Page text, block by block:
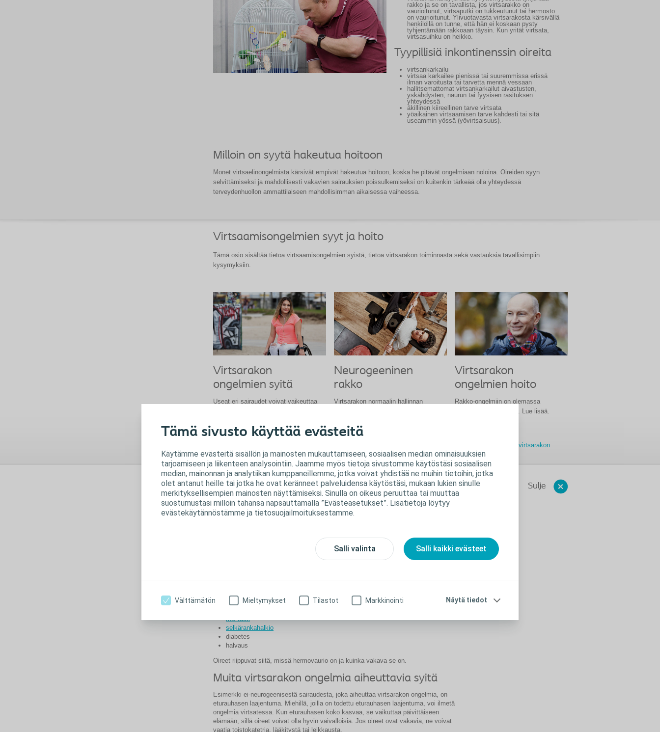
Tämä sivusto käyttää evästeitä
Käytämme evästeitä sisällön ja mainosten mukauttamiseen, sosiaalisen median ominaisuuksien
tarjoamiseen ja liikenteen analysointiin. Jaamme myös tietoja sivustomme käytöstäsi sosiaalisen
median, mainonnan ja analytiikan kumppaneillemme, jotka voivat yhdistää ne muihin tietoihin, jotka
olet antanut heille tai jotka he ovat keränneet palveluidensa käytöstäsi, mukaan lukien sinulle
merkityksellisempien mainosten näyttämiseksi. Sinulla on oikeus peruuttaa tai muuttaa
suostumustasi milloin tahansa napsauttamalla ”Evästeasetukset”. Lisätietoja löytyy
evästekäytännöstämme ja tietosuojailmoituksestamme.
Salli valinta Salli kaikki evästeet
Välttämätön Mieltymykset Tilastot Markkinointi Näytä tiedot
rakko ja se on tavallista, jos virtsarakko on
vaurioitunut, virtsaputki on tukkeutunut tai hermosto
on vaurioitunut. Ylivuotavasta virtsarakosta kärsivällä
henkilöllä on tunne, että hän ei koskaan pysty
tyhjentämään rakkoaan täysin. Kun yrität virtsata,
virtsasuihku on heikko.
Tyypillisiä inkontinenssin oireita
virtsankarkailu
virtsaa karkailee pienissä tai suuremmissa erissä
ilman varoitusta tai tarvetta mennä vessaan
hallitsemattomat virtsankarkailut aivastusten,
yskähdysten, naurun tai fyysisen rasituksen
yhteydessä
äkillinen kiireellinen tarve virtsata
yöaikainen virtsaamisen tarve kahdesti tai sitä
useammin yössä (yövirtsaisuus).
Milloin on syytä hakeutua hoitoon
Monet virtsaelinongelmista kärsivät empivät hakeutua hoitoon, koska he pitävät ongelmiaan noloina. Oireiden syyn
selvittämiseksi ja mahdollisesti vakavien sairauksien poissulkemiseksi on kuitenkin tärkeää olla yhteydessä
terveydenhuollon ammattilaiseen mahdollisimman aikaisessa vaiheessa.
Virtsaamisongelmien syyt ja hoito
Tämä osio sisältää tietoa virtsaamisongelmien syistä, tietoa virtsarakon toiminnasta sekä vastauksia tavallisimpiin
kysymyksiin.
Virtsarakon
ongelmien syitä
Useat eri sairaudet voivat vaikeuttaa
olevista syistä.
Neurogeeninen
rakko
Virtsarakon normaalin hallinnan
Virtsarakon
ongelmien hoito
Rakko-ongelmiin on olemassa
monenlaisia ratkaisuja. Lue lisää.
Kuinka pitää huolta virtsarakon
toiminnasta
Sulje
Virtsarakon ongelmien syitä
Virtsaamisongelmien taustalla olevat lääketieteelliset syyt jaetaan yleensä joko
hermostollisiin tai ei-hermostollisiin sairaustiloihin. Jotkut sairaudet voivat aiheuttaa
(virtsankerääjä ja pussi) tarjoavat miehille mukavan vaihtoehdon. Naisille on tarjolla
Sairauksia, jotka vaurioittavat hermoja:
MS-tauti
selkärankahalkio
diabetes
halvaus
Oireet riippuvat siitä, missä hermovaurio on ja kuinka vakava se on.
Muita virtsarakon ongelmia aiheuttavia syitä
Esimerkki ei-neurogeenisestä sairaudesta, joka aiheuttaa virtsarakon ongelmia, on
eturauhasen laajentuma. Miehillä, joilla on todettu eturauhasen laajentuma, voi ilmetä
ongelmia virtsatessa. Kun eturauhasen koko kasvaa, se vaikuttaa päivittäiseen
elämään, sillä oireet voivat olla hyvin vaivalloisia. Jos oireet ovat vakavia, ne voivat
vaatia toistokatetria, lääkitystä tai leikkausta.